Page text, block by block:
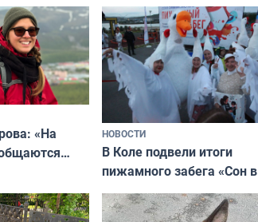
Великая
«На
НОВОСТИ
В Коле подвели итоги
пижамного забега «Сон в
Олимпийскую ночь»